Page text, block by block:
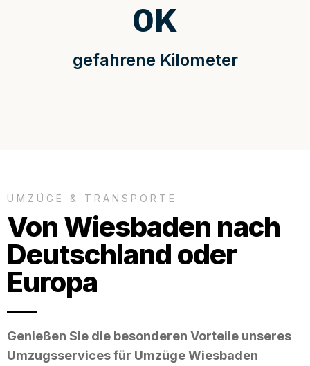
gefahrene Kilometer
0K
UMZÜGE & TRANSPORTE
Von Wiesbaden nach
Deutschland oder
Europa
Genießen Sie die besonderen Vorteile unseres
Umzugsservices für Umzüge Wiesbaden